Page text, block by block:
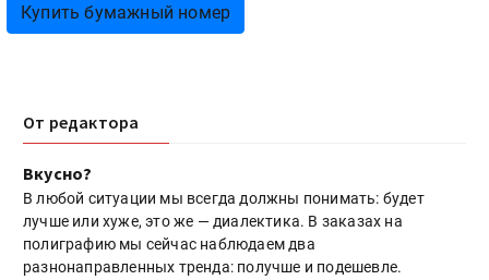
Купить бумажный номер
От редактора
Вкусно?
В любой ситуации мы всегда должны понимать: будет
лучше или хуже, это же — диалектика. В заказах на
полиграфию мы сейчас наблюдаем два
разнонаправленных тренда: получше и подешевле.